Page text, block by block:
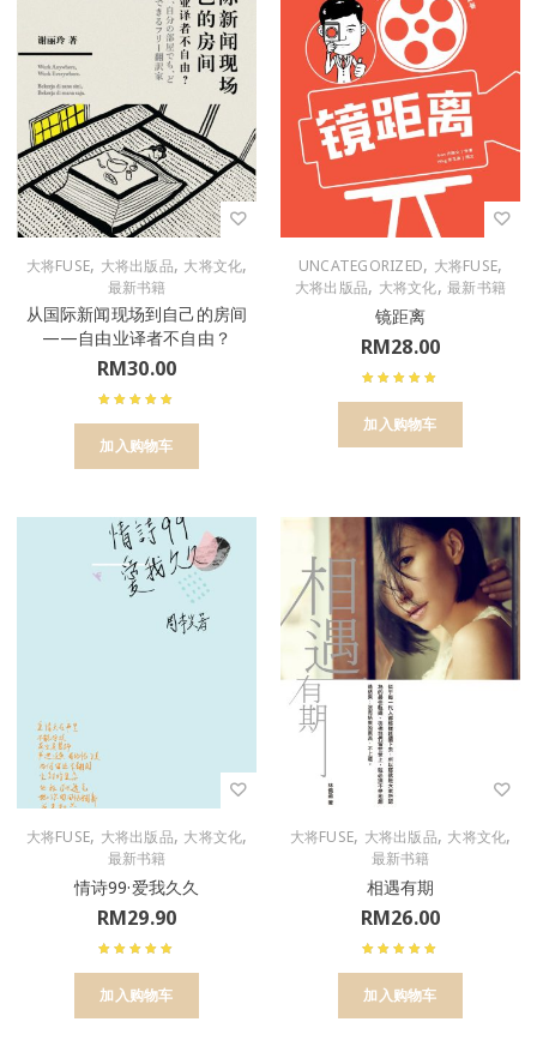
大将FUSE, 大将出版品, 大将文化,
最新书籍
从国际新闻现场到自己的房间
——自由业译者不自由？
RM30.00
加入购物车
UNCATEGORIZED, 大将FUSE,
大将出版品, 大将文化,最新书籍
镜距离
RM28.00
加入购物车
大将FUSE, 大将出版品, 大将文化,
最新书籍
情诗99·爱我久久
RM29.90
加入购物车
大将FUSE, 大将出版品, 大将文化,
最新书籍
相遇有期
RM26.00
加入购物车